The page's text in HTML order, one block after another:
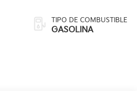
TIPO DE COMBUSTIBLE
GASOLINA